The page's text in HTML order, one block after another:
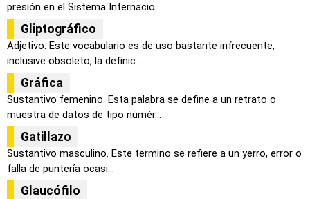
presión en el Sistema Internacio...
Gliptográfico
Adjetivo. Este vocabulario es de uso bastante infrecuente,
inclusive obsoleto, la definic...
Gráfica
Sustantivo femenino. Esta palabra se define a un retrato o
muestra de datos de tipo numér...
Gatillazo
Sustantivo masculino. Este termino se refiere a un yerro, error o
falla de puntería ocasi...
Glaucófilo